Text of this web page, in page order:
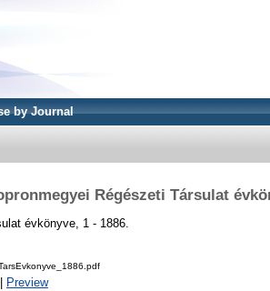
by Journal
Régészeti Társulat
évkönyve, 1 - 1886.
Preview